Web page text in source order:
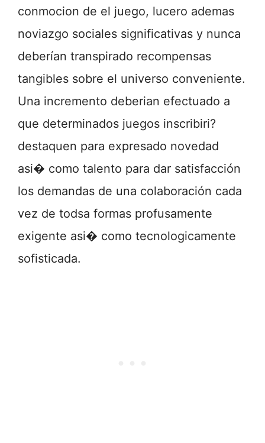
conmocion de el juego, lucero ademas
noviazgo sociales significativas y nunca
deberían transpirado recompensas
tangibles sobre el universo conveniente.
Una incremento deberian efectuado a
que determinados juegos inscribiri?
destaquen para expresado novedad
asi� como talento para dar satisfacción
los demandas de una colaboración cada
vez de todsa formas profusamente
exigente asi� como tecnologicamente
sofisticada.